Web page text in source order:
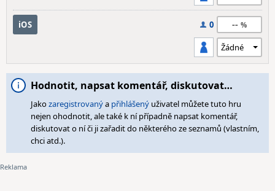
iOS 0 --
Hodnotit, napsat komentář, diskutovat…
Jakozaregistrovanýa přihlášený uživatel můžete tuto hru
nejen ohodnotit, ale také k ní případně napsat komentář,
diskutovat o ní či ji zařadit do některého ze seznamů (vlastním,
chci atd.).